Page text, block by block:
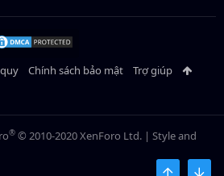
Chính sách bảo mật Trợ giúp
® © 2010-2020 XenForo Ltd. | Style and